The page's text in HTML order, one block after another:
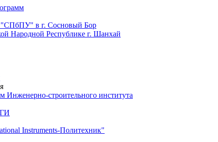
"СПбПУ" в г. Сосновый Бор
Народной Республике г. Шанхай
строительного института
Instruments-Политехник"